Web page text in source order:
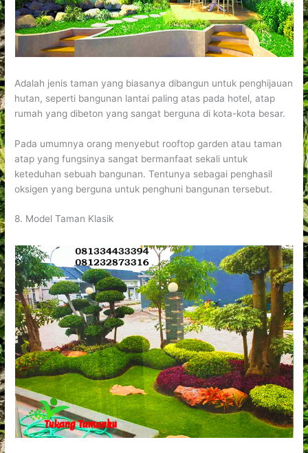
Adalah jenis taman yang biasanya dibangun untuk penghijauan
hutan, seperti bangunan lantai paling atas pada hotel, atap
rumah yang dibeton yang sangat berguna di kota-kota besar.
Pada umumnya orang menyebut rooftop garden atau taman
atap yang fungsinya sangat bermanfaat sekali untuk
keteduhan sebuah bangunan. Tentunya sebagai penghasil
oksigen yang berguna untuk penghuni bangunan tersebut.
8. Model Taman Klasik